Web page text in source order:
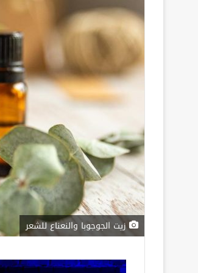
زيت الجوجوبا والنعناع للشعر